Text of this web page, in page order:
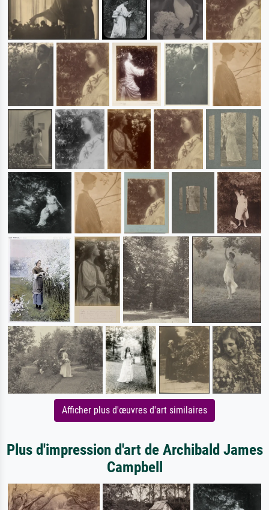
Afficher plus d'œuvres d'art similaires
Plus d'impression d'art de Archibald James
Campbell